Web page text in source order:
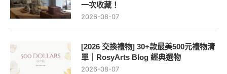
一次收藏！
2026-08-07
[2026 交換禮物] 30+款最美500元禮物清
單｜RosyArts Blog 經典選物
2026-08-07